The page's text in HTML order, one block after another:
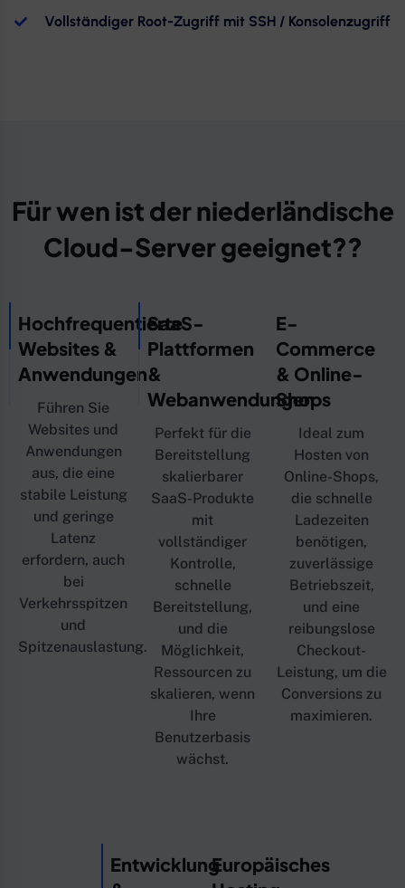
Vollständiger Root-Zugriff mit SSH / Konsolenzugriff
Für wen ist der niederländische
Cloud-Server geeignet??
Hochfrequentierte
Websites &
Anwendungen
Führen Sie
Websites und
Anwendungen
aus, die eine
stabile Leistung
und geringe
Latenz
erfordern, auch
bei
Verkehrsspitzen
und
Spitzenauslastung.
SaaS-
Plattformen
&
Webanwendungen
Perfekt für die
Bereitstellung
skalierbarer
SaaS-Produkte
mit
vollständiger
Kontrolle,
schnelle
Bereitstellung,
und die
Möglichkeit,
Ressourcen zu
skalieren, wenn
Ihre
Benutzerbasis
wächst.
E-
Commerce
& Online-
Shops
Ideal zum
Hosten von
Online-Shops,
die schnelle
Ladezeiten
benötigen,
zuverlässige
Betriebszeit,
und eine
reibungslose
Checkout-
Leistung, um die
Conversions zu
maximieren.
EntwicklungEuropäisches